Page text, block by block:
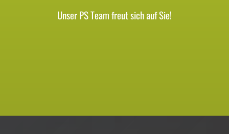
Unser PS Team freut sich auf Sie!